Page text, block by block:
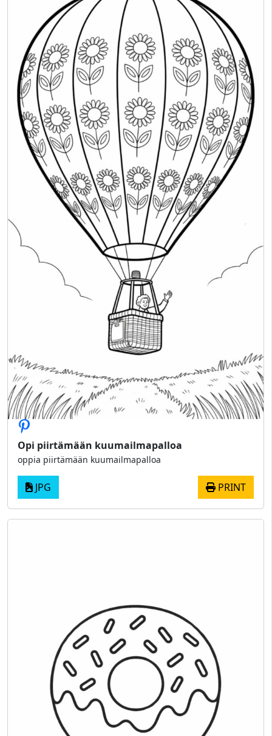
Opi piirtämään kuumailmapalloa
oppia piirtämään kuumailmapalloa
JPG PRINT